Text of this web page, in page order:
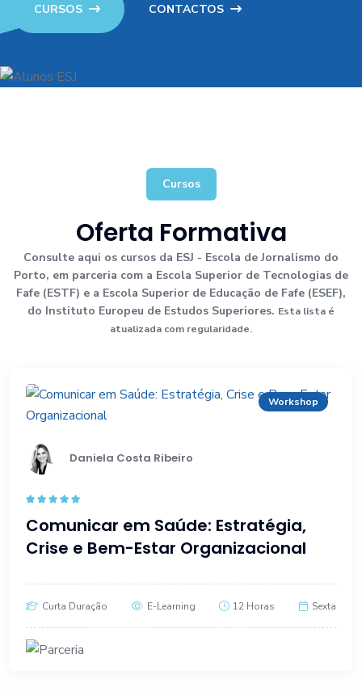
CURSOS CONTACTOS
Cursos
Oferta Formativa
Consulte aqui os cursos da ESJ - Escola de Jornalismo do
Porto, em parceria com a Escola Superior de Tecnologias de
Fafe (ESTF) e a Escola Superior de Educação de Fafe (ESEF),
do Instituto Europeu de Estudos Superiores. Esta lista é
atualizada com regularidade.
Workshop
Daniela Costa Ribeiro
out of 5
Comunicar em Saúde: Estratégia,
Crise e Bem-Estar Organizacional
Curta Duração E-Learning 12 Horas Sexta